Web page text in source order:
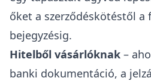
őket a szerződéskötéstől a
bejegyzésig.
Hitelből vásárlóknak –
banki dokumentáció, a